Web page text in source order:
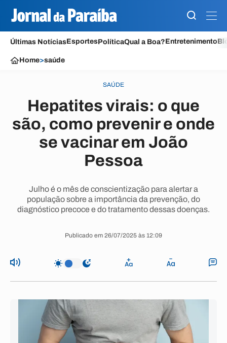
Últimas NotíciasEsportesPolíticaQual a Boa?Entretenimento
Home>saúde
SAÚDE
Hepatites virais: o que
são, como prevenir e onde
se vacinar em João
Pessoa
Julho é o mês de conscientização para alertar a
população sobre a importância da prevenção, do
diagnóstico precoce e do tratamento dessas doenças.
Publicado em 26/07/2025 às 12:09